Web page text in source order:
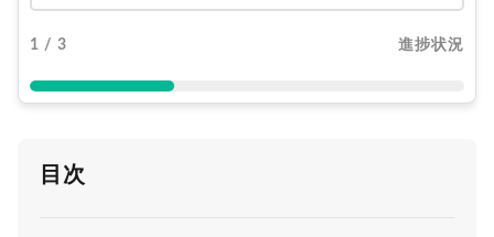
1 / 3 進捗状況
目次